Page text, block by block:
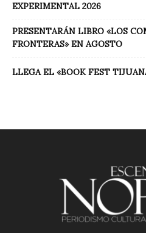
EXPERIMENTAL 2026
PRESENTARÁN LIBRO «LOS
FRONTERAS» EN AGOSTO
LLEGA EL «BOOK FEST